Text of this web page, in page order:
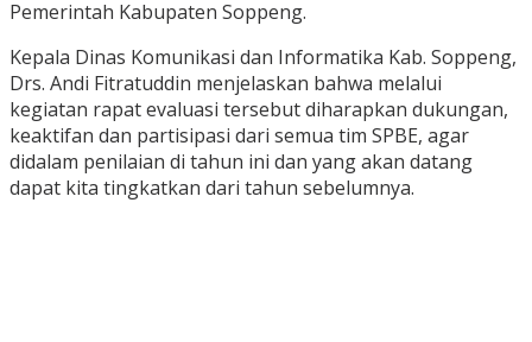
Pemerintah Kabupaten Soppeng.
Kepala Dinas Komunikasi dan Informatika Kab. Soppeng,
Drs. Andi Fitratuddin menjelaskan bahwa melalui
kegiatan rapat evaluasi tersebut diharapkan dukungan,
keaktifan dan partisipasi dari semua tim SPBE, agar
didalam penilaian di tahun ini dan yang akan datang
dapat kita tingkatkan dari tahun sebelumnya.